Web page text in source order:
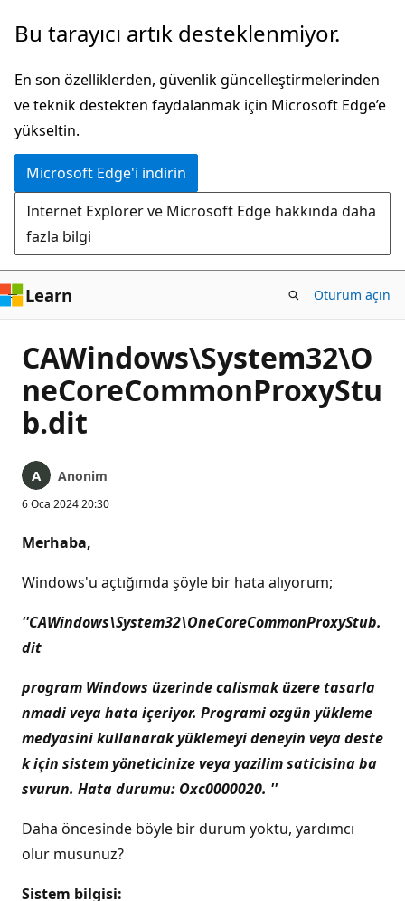
Ana
atla
Bu tarayıcı artık desteklenmiyor.
En son özelliklerden, güvenlik güncelleştirmelerinden
ve teknik destekten faydalanmak için Microsoft Edge’e
yükseltin.
Microsoft Edge'i indirin
Internet Explorer ve Microsoft Edge hakkında daha
fazla bilgi
Learn Oturum açın
CAWindows\System32\O
neCoreCommonProxyStu
b.dit
Anonim
6 Oca 2024 20:30
Merhaba,
Windows'u açtığımda şöyle bir hata alıyorum;
''CAWindows\System32\OneCoreCommonProxyStub.
dit
program Windows üzerinde calismak üzere tasarla
nmadi veya hata içeriyor. Programi ozgün yükleme
medyasini kullanarak yüklemeyi deneyin veya deste
k için sistem yöneticinize veya yazilim saticisina ba
svurun. Hata durumu: Oxc0000020. ''
Daha öncesinde böyle bir durum yoktu, yardımcı
olur musunuz?
Sistem bilgisi: